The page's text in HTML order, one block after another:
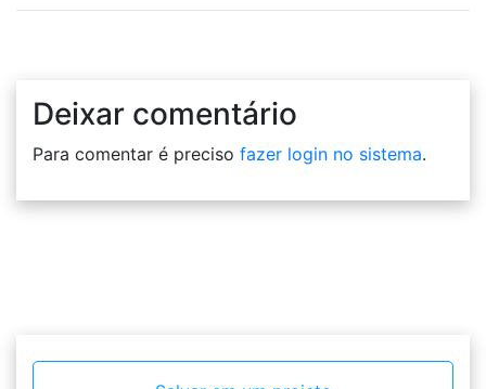
Deixar comentário
Para comentar é preciso fazer login no sistema.